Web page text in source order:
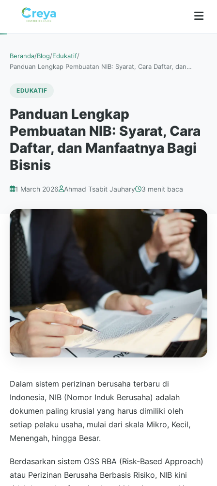
Beranda/Blog/Edukatif/
Panduan Lengkap Pembuatan NIB: Syarat, Cara Daftar, dan…
EDUKATIF
Panduan Lengkap
Pembuatan NIB: Syarat, Cara
Daftar, dan Manfaatnya Bagi
Bisnis
1 March 2026 Ahmad Tsabit Jauhary 3 menit baca
Dalam sistem perizinan berusaha terbaru di
Indonesia, NIB (Nomor Induk Berusaha) adalah
dokumen paling krusial yang harus dimiliki oleh
setiap pelaku usaha, mulai dari skala Mikro, Kecil,
Menengah, hingga Besar.
Berdasarkan sistem OSS RBA (Risk-Based Approach)
atau Perizinan Berusaha Berbasis Risiko, NIB kini